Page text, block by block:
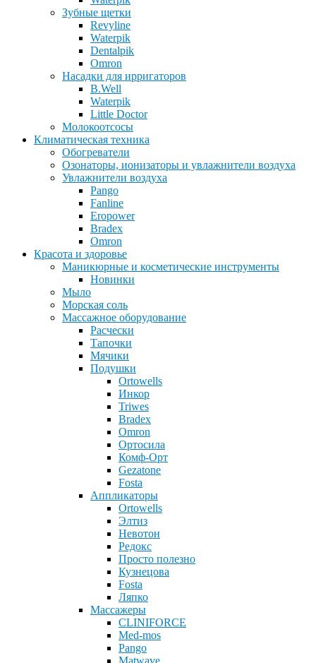
Зубные щетки
Revyline
Waterpik
Dentalpik
Omron
Насадки для ирригаторов
B.Well
Waterpik
Little Doctor
Молокоотсосы
Климатическая техника
Обогреватели
Озонаторы, ионизаторы и увлажнители воздуха
Увлажнители воздуха
Pango
Fanline
Eropower
Bradex
Omron
Красота и здоровье
Маникюрные и косметические инструменты
Новинки
Мыло
Морская соль
Массажное оборудование
Расчески
Тапочки
Мячики
Подушки
Ortowells
Инкор
Triwes
Bradex
Omron
Ортосила
Комф-Орт
Gezatone
Fosta
Аппликаторы
Ortowells
Элтиз
Невотон
Редокс
Просто полезно
Кузнецова
Fosta
Ляпко
Массажеры
CLINIFORCE
Med-mos
Pango
Matwave